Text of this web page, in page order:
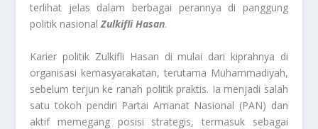
terlihat jelas dalam berbagai perannya di panggung
politik nasional Zulkifli Hasan.
Karier politik Zulkifli Hasan di mulai dari kiprahnya di
organisasi kemasyarakatan, terutama Muhammadiyah,
sebelum terjun ke ranah politik praktis. Ia menjadi salah
satu tokoh pendiri Partai Amanat Nasional (PAN) dan
aktif memegang posisi strategis, termasuk sebagai